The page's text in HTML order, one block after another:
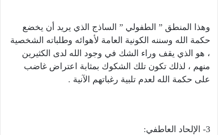
وهذا المنطق ” الطفولي ” الساذج الذي يريد أن يخضع
حكمة الله وسننه الكونية العامة لأهوائه وطلباته الشخصية
، هو الذي يقف وراء الشك في وجود الله لدى الكثيرين
منهم ، لذلك تكون تلك الشكوك بمثابة اعتراض غاضب
على حكمة الله لعدم تلبية رغباتهم الآنية .
3- الإلحاد العاطفي: